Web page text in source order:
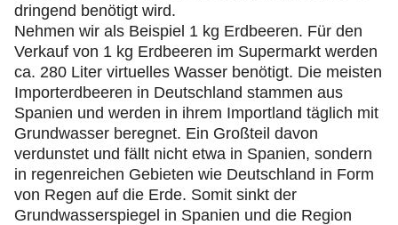
dringend benötigt wird.
Nehmen wir als Beispiel 1 kg Erdbeeren. Für den
Verkauf von 1 kg Erdbeeren im Supermarkt werden
ca. 280 Liter virtuelles Wasser benötigt. Die meisten
Importerdbeeren in Deutschland stammen aus
Spanien und werden in ihrem Importland täglich mit
Grundwasser beregnet. Ein Großteil davon
verdunstet und fällt nicht etwa in Spanien, sondern
in regenreichen Gebieten wie Deutschland in Form
von Regen auf die Erde. Somit sinkt der
Grundwasserspiegel in Spanien und die Region